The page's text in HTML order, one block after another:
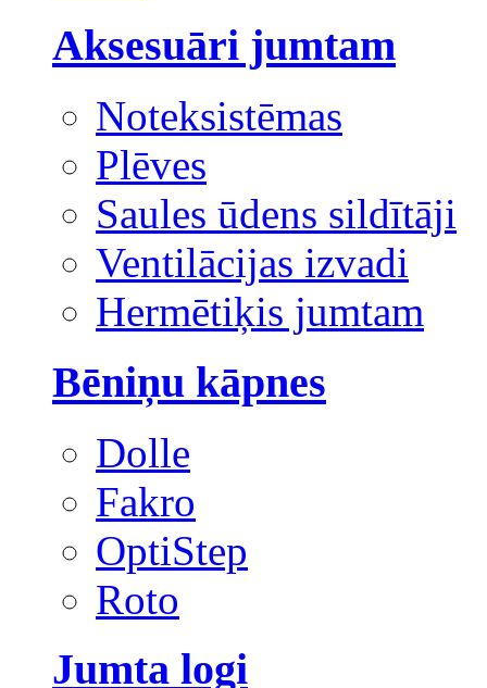
Aksesuāri jumtam
Noteksistēmas
Plēves
Saules ūdens sildītāji
Ventilācijas izvadi
Hermētiķis jumtam
Bēniņu kāpnes
Dolle
Fakro
OptiStep
Roto
Jumta logi